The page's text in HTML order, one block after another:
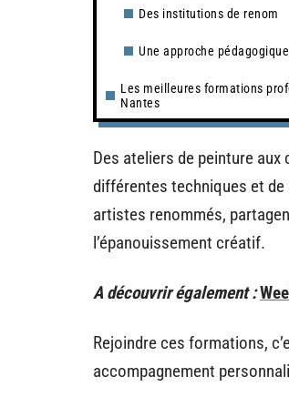
Des institutions de renom
Une approche
Les meilleures formations
Nantes
Des ateliers de peinture
différentes techniques et
artistes renommés,
l’épanouissement créatif.
A découvrir également :
Rejoindre ces formations,
accompagnement